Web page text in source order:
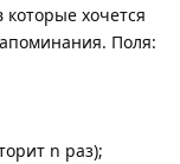
которые хочется
Поля:
n раз);